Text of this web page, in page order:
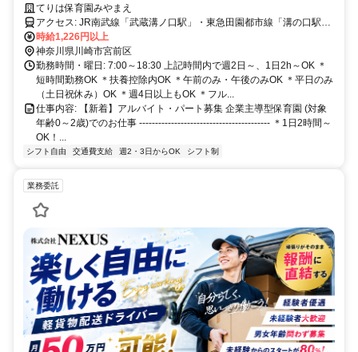
少なめ✅お休み調整可✅ブランク歓迎
てりは保育園みやまえ
アクセス: JR南武線「武蔵溝ノ口駅」・東急田園都市線「溝の口駅」
下車 南口2番バスのりば 川崎市バス（溝18）「鷲ヶ峰営業所」行
→ 「とのした橋」下車 徒歩1分
時給1,226円以上
神奈川県川崎市宮前区
勤務時間・曜日: 7:00～18:30 上記時間内で週2日～、1日2h～OK ＊
短時間勤務OK ＊扶養控除内OK ＊午前のみ・午後のみOK ＊平日のみ
（土日祝休み）OK ＊週4日以上もOK ＊フル...
仕事内容: 【新着】アルバイト・パート募集 企業主導型保育園 (対象
年齢0～2歳)でのお仕事 ----------------------------------------- ＊1日2時間～
OK！...
シフト自由 交通費支給 週2・3日からOK シフト制
業務委託